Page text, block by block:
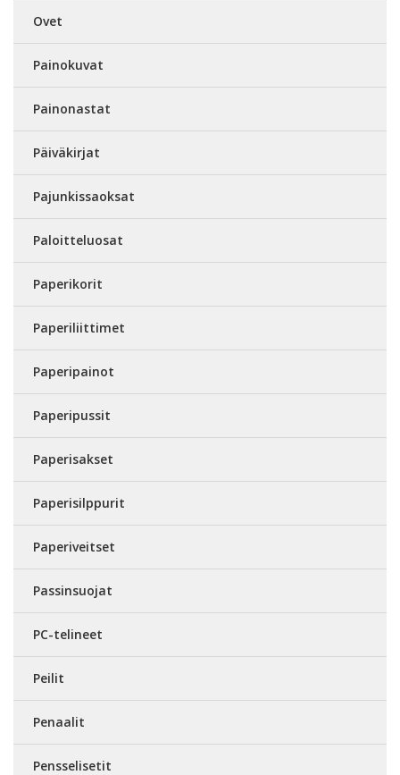
Ovet
Painokuvat
Painonastat
Päiväkirjat
Pajunkissaoksat
Paloitteluosat
Paperikorit
Paperiliittimet
Paperipainot
Paperipussit
Paperisakset
Paperisilppurit
Paperiveitset
Passinsuojat
PC-telineet
Peilit
Penaalit
Pensselisetit